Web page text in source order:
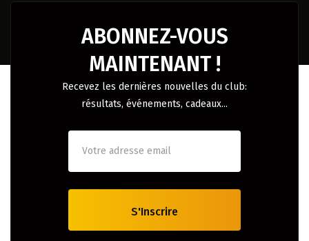
ABONNEZ-VOUS
MAINTENANT !
Recevez les dernières nouvelles du club:
résultats, événements, cadeaux...